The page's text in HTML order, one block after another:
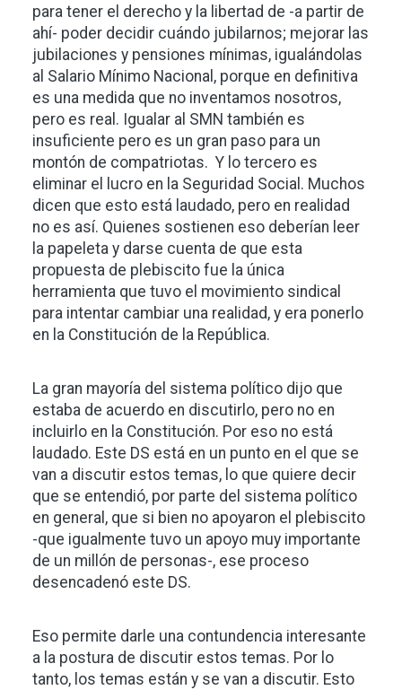
para tener el derecho y la libertad de -a partir de
ahí- poder decidir cuándo jubilarnos; mejorar las
jubilaciones y pensiones mínimas, igualándolas
al Salario Mínimo Nacional, porque en definitiva
es una medida que no inventamos nosotros,
pero es real. Igualar al SMN también es
insuficiente pero es un gran paso para un
montón de compatriotas. Y lo tercero es
eliminar el lucro en la Seguridad Social. Muchos
dicen que esto está laudado, pero en realidad
no es así. Quienes sostienen eso deberían leer
la papeleta y darse cuenta de que esta
propuesta de plebiscito fue la única
herramienta que tuvo el movimiento sindical
para intentar cambiar una realidad, y era ponerlo
en la Constitución de la República.
La gran mayoría del sistema político dijo que
estaba de acuerdo en discutirlo, pero no en
incluirlo en la Constitución. Por eso no está
laudado. Este DS está en un punto en el que se
van a discutir estos temas, lo que quiere decir
que se entendió, por parte del sistema político
en general, que si bien no apoyaron el plebiscito
-que igualmente tuvo un apoyo muy importante
de un millón de personas-, ese proceso
desencadenó este DS.
Eso permite darle una contundencia interesante
a la postura de discutir estos temas. Por lo
tanto, los temas están y se van a discutir. Esto